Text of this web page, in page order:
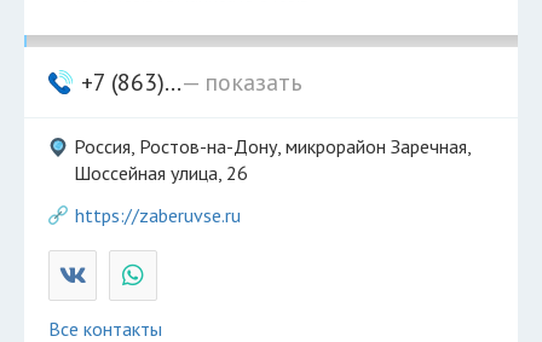
+7 (863)...— показать
Россия, Ростов-на-Дону, микрорайон Заречная,
Шоссейная улица, 26
https://zaberuvse.ru
Все контакты